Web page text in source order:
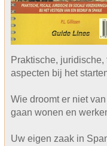
Praktische,
aspecten bij het
Wie droomt er niet
gaan wonen en
Uw eigen zaak in